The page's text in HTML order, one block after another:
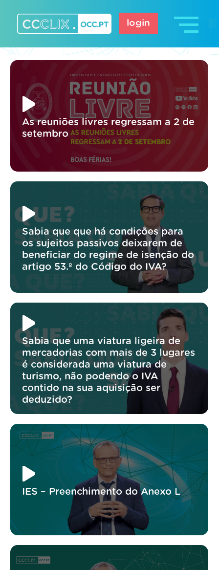
content
login
As reuniões livres regressam a 2 de
setembro
Sabia que que há condições para
os sujeitos passivos deixarem de
beneficiar do regime de isenção do
artigo 53.º do Código do IVA?
Sabia que uma viatura ligeira de
mercadorias com mais de 3 lugares
é considerada uma viatura de
turismo, não podendo o IVA
contido na sua aquisição ser
deduzido?
IES – Preenchimento do Anexo L